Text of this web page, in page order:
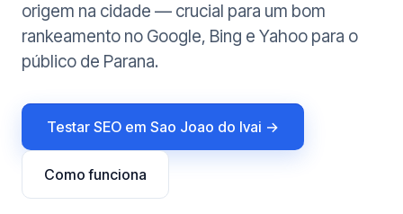
origem na cidade — crucial para um bom
rankeamento no Google, Bing e Yahoo para o
público de Parana.
Testar SEO em Sao Joao do Ivai →
Como funciona